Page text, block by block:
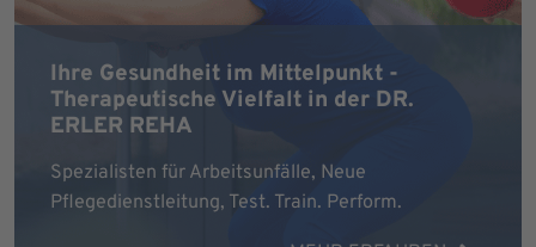
Ihre Gesundheit im Mittelpunkt -
Therapeutische Vielfalt in der DR.
ERLER REHA
Spezialisten für Arbeitsunfälle, Neue
Pflegedienstleitung, Test. Train. Perform.